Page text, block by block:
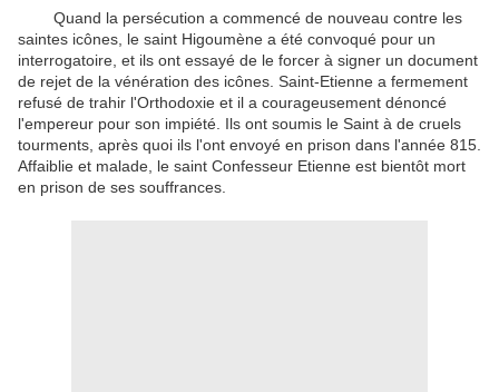
Quand la persécution a commencé de nouveau contre les
saintes icônes le saint Higoumène a été convoqué pour un
interrogatoire et ils ont essayé de le forcer à signer un document
de rejet de la vénération des icônes Saint-Etienne a fermement
refusé de trahir l'Orthodoxie et il a courageusement dénoncé
l'empereur pour son impiété Ils ont soumis le Saint à de cruels
tourments après quoi ils l'ont envoyé en prison dans l'année 815
Affaiblie et malade le saint Confesseur Etienne est bientôt mort
en prison de ses souffrances